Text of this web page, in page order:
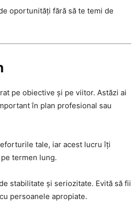
oportunități fără să te temi de
pe obiective și pe viitor. Astăzi ai
în plan profesional sau
tale, iar acest lucru îți
termen lung.
stabilitate și seriozitate. Evită să fii
persoanele apropiate.